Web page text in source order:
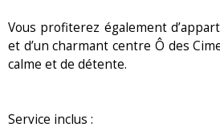
Vous profiterez également
et d’un charmant centre Ô des
calme et de détente.
Service inclus :